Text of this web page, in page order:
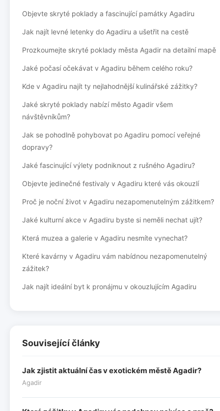
Objevte skryté poklady a fascinující památky Agadiru
Jak najít levné letenky do Agadiru a ušetřit na cestě
Prozkoumejte skryté poklady města Agadir na detailní mapě
Jaké počasí očekávat v Agadiru během celého roku?
Kde v Agadiru najít ty nejlahodnější kulinářské zážitky?
Jaké skryté poklady nabízí město Agadir všem
návštěvníkům?
Jak se pohodlně pohybovat po Agadiru pomocí veřejné
dopravy?
Jaké fascinující výlety podniknout z rušného Agadiru?
Objevte jedinečné festivaly v Agadiru které vás okouzlí
Proč je noční život v Agadiru nezapomenutelným zážitkem?
Jaké kulturní akce v Agadiru byste si neměli nechat ujít?
Která muzea a galerie v Agadiru nesmíte vynechat?
Které kavárny v Agadiru vám nabídnou nezapomenutelný
zážitek?
Jak najít ideální byt k pronájmu v okouzlujícím Agadiru
Související články
Jak zjistit aktuální čas v exotickém městě Agadir?
Agadir